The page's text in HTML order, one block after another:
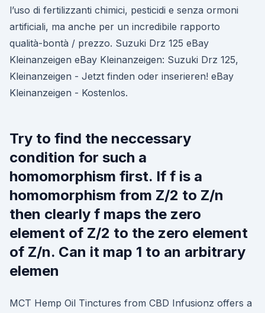
l’uso di fertilizzanti chimici, pesticidi e senza ormoni
artificiali, ma anche per un incredibile rapporto
qualità-bontà / prezzo. Suzuki Drz 125 eBay
Kleinanzeigen eBay Kleinanzeigen: Suzuki Drz 125,
Kleinanzeigen - Jetzt finden oder inserieren! eBay
Kleinanzeigen - Kostenlos.
Try to find the neccessary
condition for such a
homomorphism first. If f is a
homomorphism from Z/2 to Z/n
then clearly f maps the zero
element of Z/2 to the zero element
of Z/n. Can it map 1 to an arbitrary
elemen
MCT Hemp Oil Tinctures from CBD Infusionz offers a